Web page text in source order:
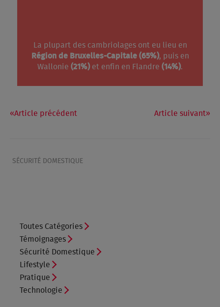
La plupart des cambriolages ont eu lieu en
Région de Bruxelles-Capitale (65%), puis en
Wallonie (21%)et enfin en Flandre (14%).
Article précédent Article suivant
SÉCURITÉ DOMESTIQUE
Toutes Catégories
Témoignages
Sécurité Domestique
Lifestyle
Pratique
Technologie